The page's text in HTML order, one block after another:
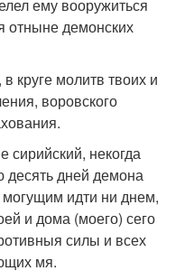
ему вооружиться
отныне демонских
круге молитв твоих и
воровского
некогда
дней демона
идти ни днем,
и дома (моего) сего
силы и всех
мя.